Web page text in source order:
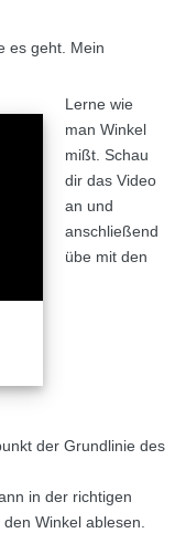
es geht. Mein
Lerne wie
man Winkel
mißt. Schau
dir das Video
an und
anschließend
übe mit den
der Grundlinie des
in der richtigen
Winkel ablesen.